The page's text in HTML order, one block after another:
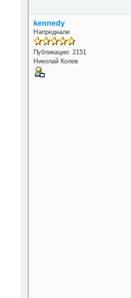
kennedy
Напреднали
Публикации: 2151
Николай Колев